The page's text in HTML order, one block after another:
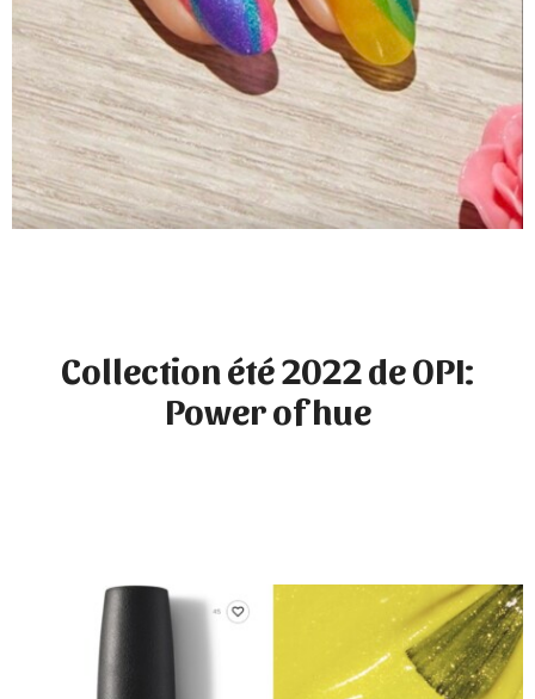
Collection été 2022 de OPI:
Power of hue